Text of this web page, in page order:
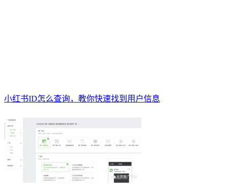
小红书ID怎么查询，教你快速找到用户信息